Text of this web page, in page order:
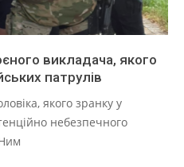
викладача, якого
патрулів
якого зранку у
небезпечного